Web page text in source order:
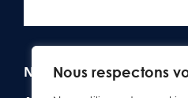
Nous respectons
Nous contacter